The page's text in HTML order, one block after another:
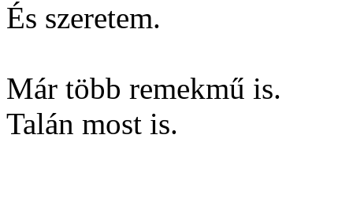
És szeretem.
Már több remekmű is.
Talán most is.